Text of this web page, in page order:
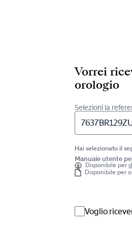
Vorrei
orologio
Selezioni la
Hai selezionato il
Manuale utente
Disponibile per
Disponibile per
Voglio